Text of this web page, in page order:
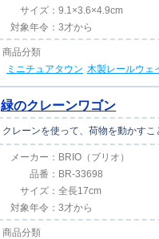
サイズ：9.1×3.6×4.9cm
対象年令：3才から
商品分類
ミニチュアタウン 木製レールウェ
緑のクレーンワゴン
クレーンを使って、荷物を動かすこ
メーカー： BRIO（ブリオ）
品番： BR-33698
サイズ：全長17cm
対象年令：3才から
商品分類